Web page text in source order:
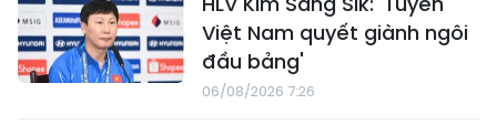
Việt Nam quyết giành ngôi
đầu bảng'
06/08/2026 7:26